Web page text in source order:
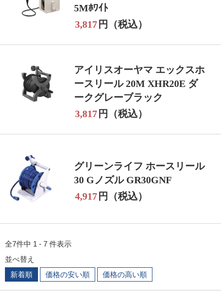
5Mﾎﾜｲﾄ
3,817 円（税込）
アイリスオーヤマ エックスホ
ースリール 20M XHR20E ダ
ークグレーブラック
3,817 円（税込）
グリーンライフ ホースリール
30 Gノズル GR30GNF
4,917 円（税込）
全7件中 1 - 7 件表示
並べ替え
新着順
価格の安い順 価格の高い順